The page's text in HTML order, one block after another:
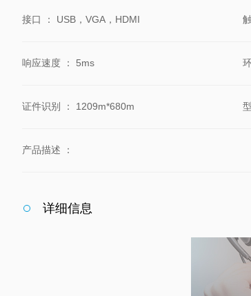
接口 ： USB，VGA，HDMI
响应速度 ： 5ms
证件识别 ： 1209m*680m
产品描述 ：
详细信息